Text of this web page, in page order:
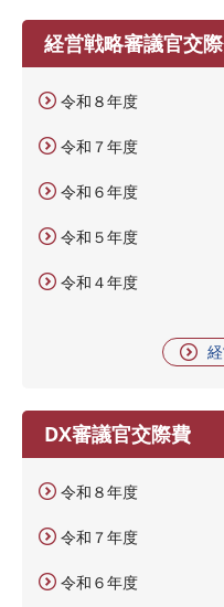
経営戦略審議官交
令和８年度
令和７年度
令和６年度
令和５年度
令和４年度
DX審議官交際費
令和８年度
令和７年度
令和６年度